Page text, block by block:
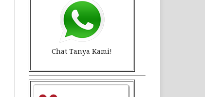
Chat Tanya Kami!